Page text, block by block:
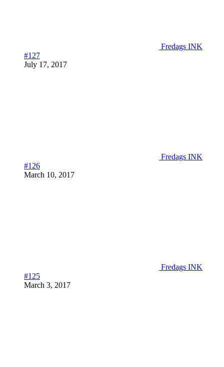
Fredags INK
#127
July 17, 2017
Fredags INK
#126
March 10, 2017
Fredags INK
#125
March 3, 2017